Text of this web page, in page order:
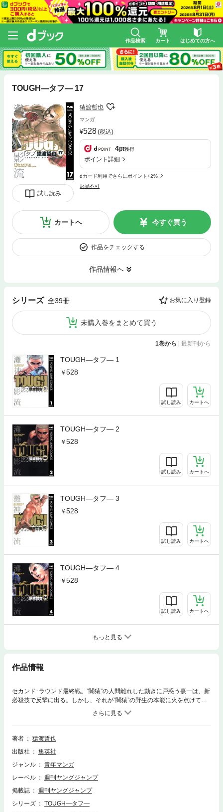
作品検索 カート はじめての方へ
TOUGH―タフ― 17
試し読み
猿渡哲也
マンガ
528(税込)
4pt獲得
ポイント詳細
dカード利用でさらにポイント+2%
返品不可
カートへ 今すぐ買う
作品をチェックする
作品情報へ
シリーズ 全39冊 お気に入り登録
未購入巻をまとめて買う
1巻から 最新刊から
TOUGH―タフ― 1
528
試し読み カートへ
TOUGH―タフ― 2
528
試し読み カートへ
TOUGH―タフ― 3
528
試し読み カートへ
TOUGH―タフ― 4
528
試し読み カートへ
もっと見る
作品情報
セカンド･ラウンド最終戦。”闇猿”の人間離れした動きに戸惑う熹一は、新
必殺技で反撃に出る。しかし、それが”闇猿”の野生の本能に火を点けてし
まった! 本能で応戦する熹一は、”闇猿”の心の中に潜む”闇”を見る…!! 一
方、試合中、非道な手段で”闇猿”を操るガンビーノに、鬼龍が接触……波
乱必至!!
著者
猿渡哲也
出版社
集英社
ジャンル
青年マンガ
レーベル
週刊ヤングジャンプ
掲載誌
週刊ヤングジャンプ
シリーズ
TOUGH―タフ―